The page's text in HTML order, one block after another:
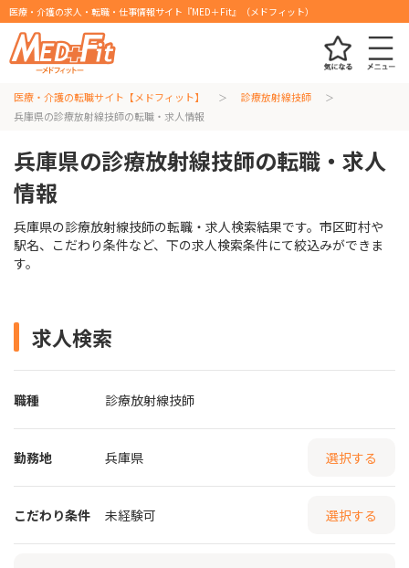
医療・介護の求人・転職・仕事情報サイト『MED＋Fit』（メドフィット）
医療・介護の転職サイト【メドフィット】
診療放射線技師
兵庫県の診療放射線技師の転職・求人情報
兵庫県の診療放射線技師の転職・求人
情報
兵庫県の診療放射線技師の転職・求人検索結果です。市区町村や
駅名、こだわり条件など、下の求人検索条件にて絞込みができま
す。
求人検索
職種 診療放射線技師
勤務地 兵庫県 選択する
こだわり条件 未経験可 選択する